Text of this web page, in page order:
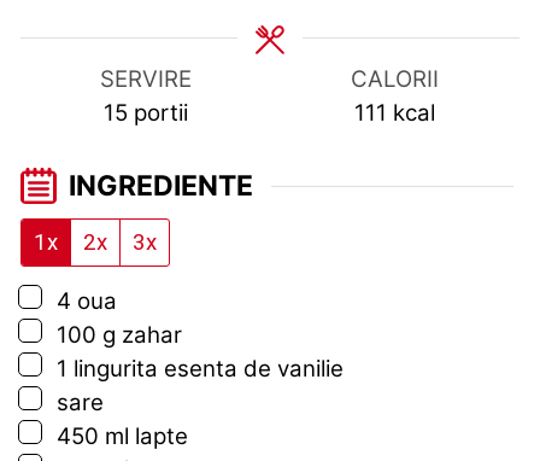
SERVIRE
15 portii
CALORII
111 kcal
INGREDIENTE
1x 2x 3x
▢
4 oua
▢
100 g zahar
▢
1 lingurita esenta de vanilie
▢
sare
▢
450 ml lapte